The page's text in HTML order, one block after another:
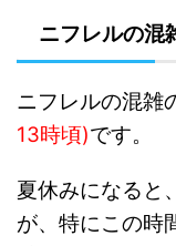
ニフレルの混
ニフレルの混雑
13時頃)です。
夏休みになると
が、特にこの時